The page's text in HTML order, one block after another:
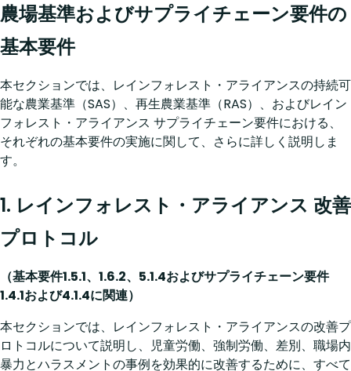
農場基準およびサプライチェーン要件の
基本要件
本セクションでは、レインフォレスト・アライアンスの持続可
能な農業基準（SAS）、再生農業基準（RAS）、およびレイン
フォレスト・アライアンス サプライチェーン要件における、
それぞれの基本要件の実施に関して、さらに詳しく説明しま
す。
1. レインフォレスト・アライアンス 改善
プロトコル
（基本要件1.5.1、1.6.2、5.1.4およびサプライチェーン要件
1.4.1および4.1.4に関連）
本セクションでは、レインフォレスト・アライアンスの改善プ
ロトコルについて説明し、児童労働、強制労働、差別、職場内
暴力とハラスメントの事例を効果的に改善するために、すべて